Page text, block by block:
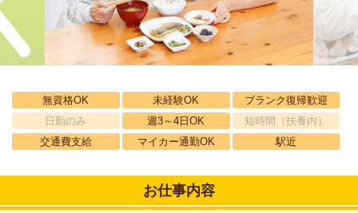
無資格OK 未経験OK
ブランク復帰歓迎
日勤のみ
週3～4日OK
短時間（扶養内）
交通費支給
マイカー通勤OK 駅近
お仕事内容